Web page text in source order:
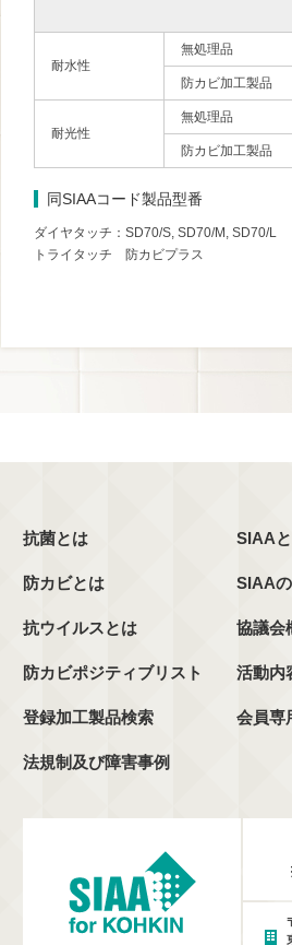
耐水性
無処理品
防カビ加工製品
耐光性
無処理品
防カビ加工製品
同SIAAコード製品型番
ダイヤタッチ：SD70/S, SD70/M, SD70/L
トライタッチ 防カビプラス
抗菌とは
防カビとは
抗ウイルスとは
防カビポジティブリスト
登録加工製品検索
法規制及び障害事例
SIAA
SIAA
協議会
活動内
会員専